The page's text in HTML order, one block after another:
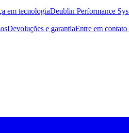
em tecnologiaDeublin Performance
Devoluções e garantiaEntre em contato